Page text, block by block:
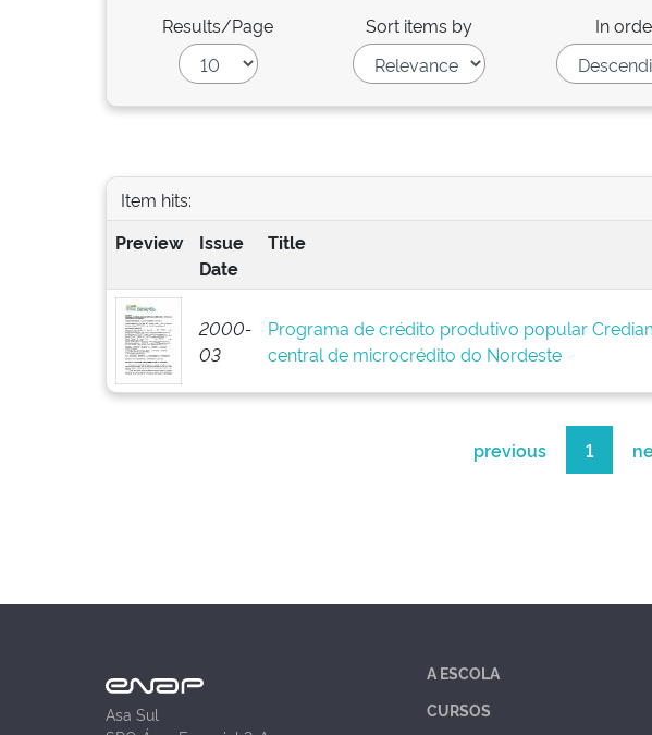
Results/Page Sort items by In
Item hits:
Preview
Issue
Date
Title
2000-
03
Programa de crédito produtivo popular
central de microcrédito do Nordeste
previous 1
Asa Sul
A ESCOLA
CURSOS